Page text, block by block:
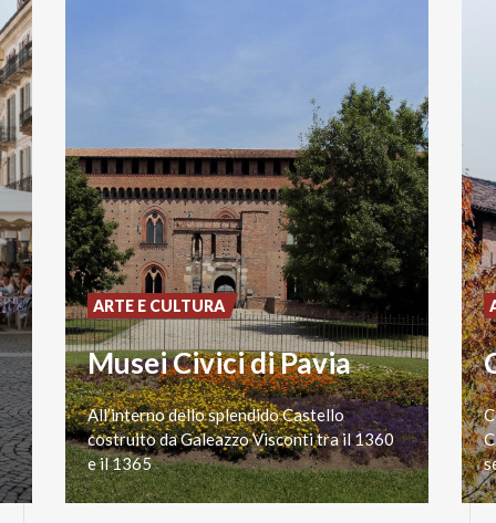
Musei Civici di Pavia
All’interno dello splendido Castello
costruito da Galeazzo Visconti tra il 1360
e il 1365
ARTE E CULTURA